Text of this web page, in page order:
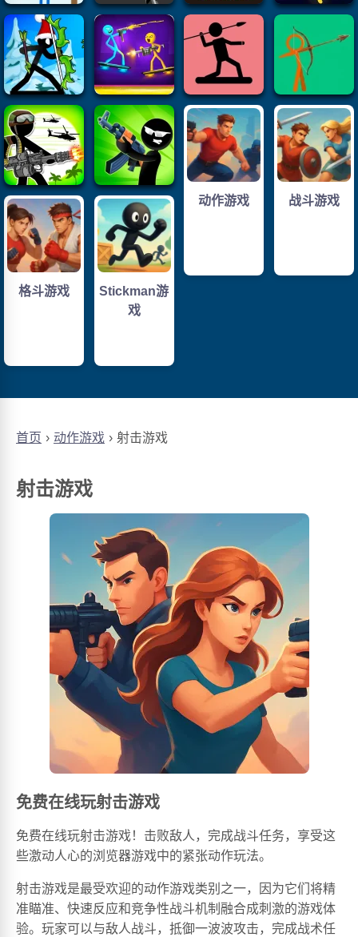
首页 动作游戏 射击游戏
射击游戏
免费在线玩射击游戏
免费在线玩射击游戏！击败敌人，完成战斗任务，享受这
些激动人心的浏览器游戏中的紧张动作玩法。
射击游戏是最受欢迎的动作游戏类别之一，因为它们将精
准瞄准、快速反应和竞争性战斗机制融合成刺激的游戏体
验。玩家可以与敌人战斗，抵御一波波攻击，完成战术任
动作游戏 战斗游戏
格斗游戏
Stickman游
戏